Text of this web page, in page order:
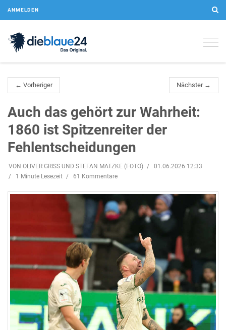
ANMELDEN
← Vorheriger Nächster →
Auch das gehört zur Wahrheit:
1860 ist Spitzenreiter der
Fehlentscheidungen
VON OLIVER GRISS UND STEFAN MATZKE (FOTO)
01.06.2026 12:33
1 Minute Lesezeit
61 Kommentare